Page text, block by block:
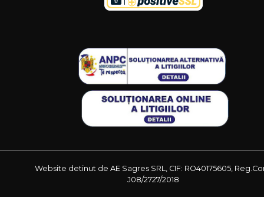
Website detinut de AE Sagres SRL, CIF: RO40175605,
J08/2727/2018